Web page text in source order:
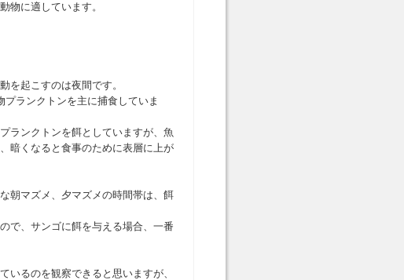
物に適しています。
を起こすのは夜間です。
ランクトンを主に捕食していま
ランクトンを餌としていますが、魚
暗くなると食事のために表層に上が
朝マズメ、夕マズメの時間帯は、餌
で、サンゴに餌を与える場合、一番
いるのを観察できると思いますが、